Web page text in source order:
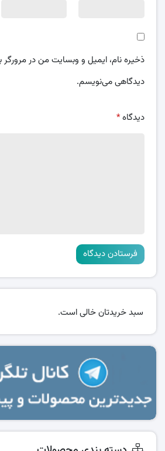
ذخیره نام، ایمیل و وبسایت من در مرورگر
دیدگاهی می‌نویسم.
دیدگاه*
سبد خریدتان خالی است.